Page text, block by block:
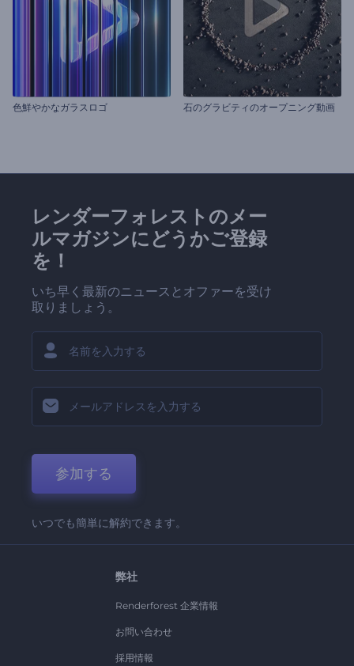
色鮮やかなガラスロゴ 石のグラビティのオープニング動画
レンダーフォレストのメー
ルマガジンにどうかご登録
を！
いち早く最新のニュースとオファーを受け
取りましょう。
参加する
いつでも簡単に解約できます。
弊社
Renderforest 企業情報
お問い合わせ
採用情報